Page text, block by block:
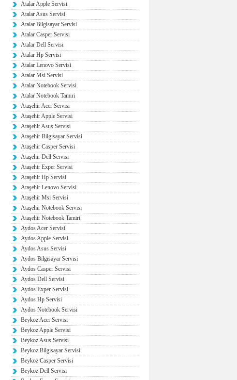
Atalar Apple Servisi
Atalar Asus Servisi
Atalar Bilgisayar Servisi
Atalar Casper Servisi
Atalar Dell Servisi
Atalar Hp Servisi
Atalar Lenovo Servisi
Atalar Msi Servisi
Atalar Notebook Servisi
Atalar Notebook Tamiri
Ataşehir Acer Servisi
Ataşehir Apple Servisi
Ataşehir Asus Servisi
Ataşehir Bilgisayar Servisi
Ataşehir Casper Servisi
Ataşehir Dell Servisi
Ataşehir Exper Servisi
Ataşehir Hp Servisi
Ataşehir Lenovo Servisi
Ataşehir Msi Servisi
Ataşehir Notebook Servisi
Ataşehir Notebook Tamiri
Aydos Acer Servisi
Aydos Apple Servisi
Aydos Asus Servisi
Aydos Bilgisayar Servisi
Aydos Casper Servisi
Aydos Dell Servisi
Aydos Exper Servisi
Aydos Hp Servisi
Aydos Notebook Servisi
Beykoz Acer Servisi
Beykoz Apple Servisi
Beykoz Asus Servisi
Beykoz Bilgisayar Servisi
Beykoz Casper Servisi
Beykoz Dell Servisi